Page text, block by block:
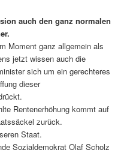
auch den ganz normalen
Moment ganz allgemein als
jetzt wissen auch die
sich um ein gerechteres
dieser
Rentenerhöhung kommt auf
zurück.
Staat.
Sozialdemokrat Olaf Scholz